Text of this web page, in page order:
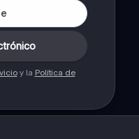
y la Política de